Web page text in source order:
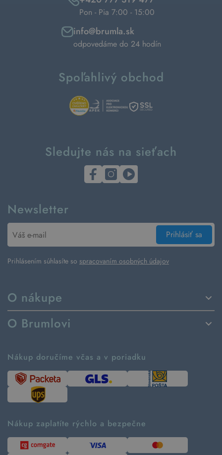
O nákupe
Spôsoby dodania a platby
Vrátenie tovaru a reklamácia
Návod ako nakupovať
Tabuľka veľkostí
Predávané značky
Kontakt
O Brumlovi
Ako tvoríme second hand
Časté otázky
Kde pomáhame
Udržateľnosť
Blog
Pre médiá
Pon - Pia 7:00 - 15:00
info@brumla.sk
odpovedáme do 24 hodín
Spoľahlivý obchod
Sledujte nás na sieťach
Newsletter
Prihlásiť sa
Prihlásením súhlasíte so spracovaním osobných údajov
Nákup doručíme včas a v poriadku
Nákup zaplatíte rýchlo a bezpečne